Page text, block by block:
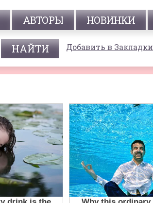
АВТОРЫ НОВИНКИ
Добавить в Закладки